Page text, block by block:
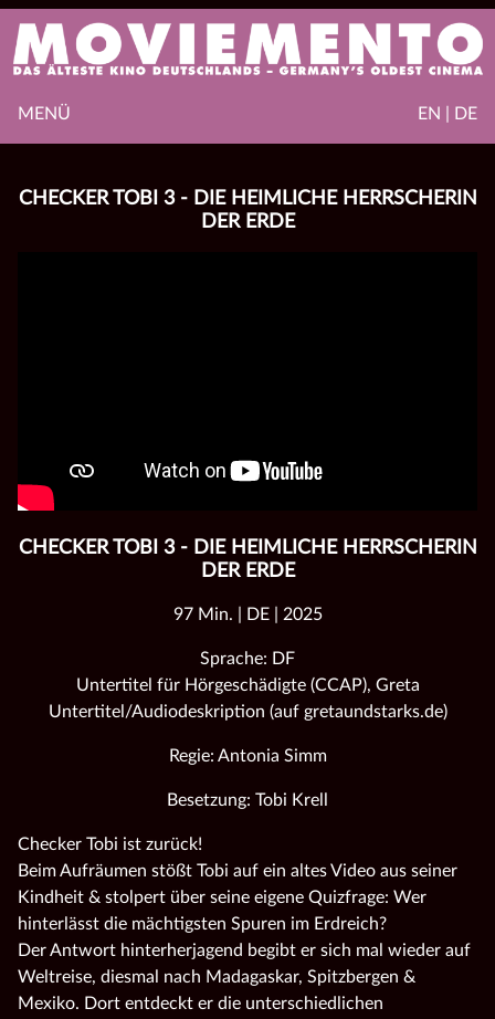
EN | DE
MENÜ
CHECKER TOBI 3 - DIE HEIMLICHE HERRSCHERIN
DER ERDE
CHECKER TOBI 3 - DIE HEIMLICHE HERRSCHERIN
DER ERDE
97 Min. | DE | 2025
Sprache: DF
Untertitel für Hörgeschädigte (CCAP), Greta
Untertitel/Audiodeskription (auf gretaundstarks.de)
Regie: Antonia Simm
Besetzung: Tobi Krell
Checker Tobi ist zurück!
Beim Aufräumen stößt Tobi auf ein altes Video aus seiner
Kindheit & stolpert über seine eigene Quizfrage: Wer
hinterlässt die mächtigsten Spuren im Erdreich?
Der Antwort hinterherjagend begibt er sich mal wieder auf
Weltreise, diesmal nach Madagaskar, Spitzbergen &
Mexiko. Dort entdeckt er die unterschiedlichen